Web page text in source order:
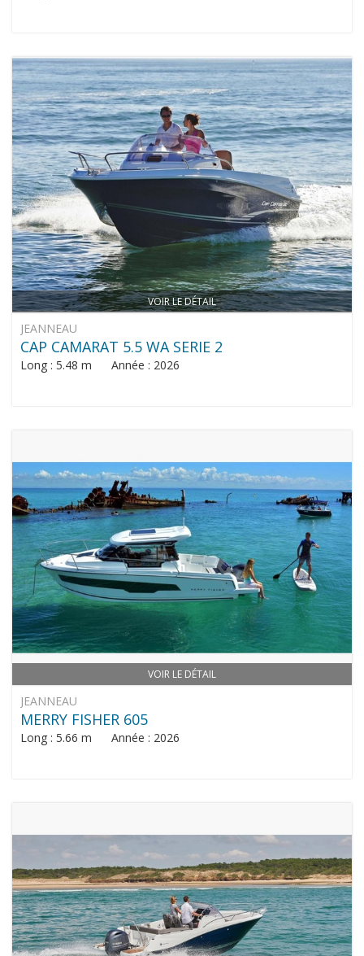
VOIR LE DÉTAIL
JEANNEAU
CAP CAMARAT 5.5 WA SERIE 2
Long : 5.48 m Année : 2026
VOIR LE DÉTAIL
JEANNEAU
MERRY FISHER 605
Long : 5.66 m Année : 2026